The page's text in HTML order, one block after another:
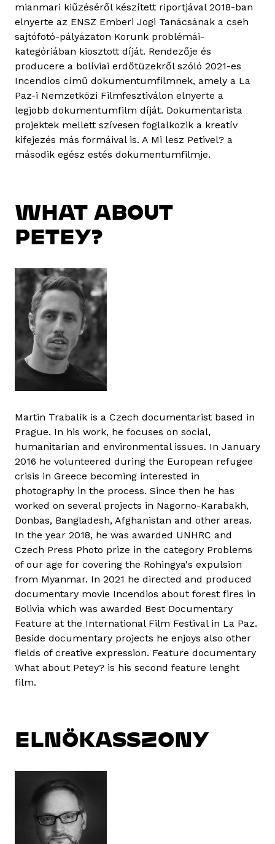
mianmari kiűzéséről készített riportjával 2018-ban
elnyerte az ENSZ Emberi Jogi Tanácsának a cseh
sajtófotó-pályázaton Korunk problémái-
kategóriában kiosztott díját. Rendezője és
producere a bolíviai erdőtüzekről szóló 2021-es
Incendios című dokumentumfilmnek, amely a La
Paz-i Nemzetközi Filmfesztiválon elnyerte a
legjobb dokumentumfilm díját. Dokumentarista
projektek mellett szívesen foglalkozik a kreatív
kifejezés más formáival is. A Mi lesz Petivel? a
második egész estés dokumentumfilmje.
WHAT ABOUT
PETEY?
Martin Trabalik is a Czech documentarist based in
Prague. In his work, he focuses on social,
humanitarian and environmental issues. In January
2016 he volunteered during the European refugee
crisis in Greece becoming interested in
photography in the process. Since then he has
worked on several projects in Nagorno-Karabakh,
Donbas, Bangladesh, Afghanistan and other areas.
In the year 2018, he was awarded UNHRC and
Czech Press Photo prize in the category Problems
of our age for covering the Rohingya's expulsion
from Myanmar. In 2021 he directed and produced
documentary movie Incendios about forest fires in
Bolivia which was awarded Best Documentary
Feature at the International Film Festival in La Paz.
Beside documentary projects he enjoys also other
fields of creative expression. Feature documentary
What about Petey? is his second feature lenght
film.
ELNÖKASSZONY